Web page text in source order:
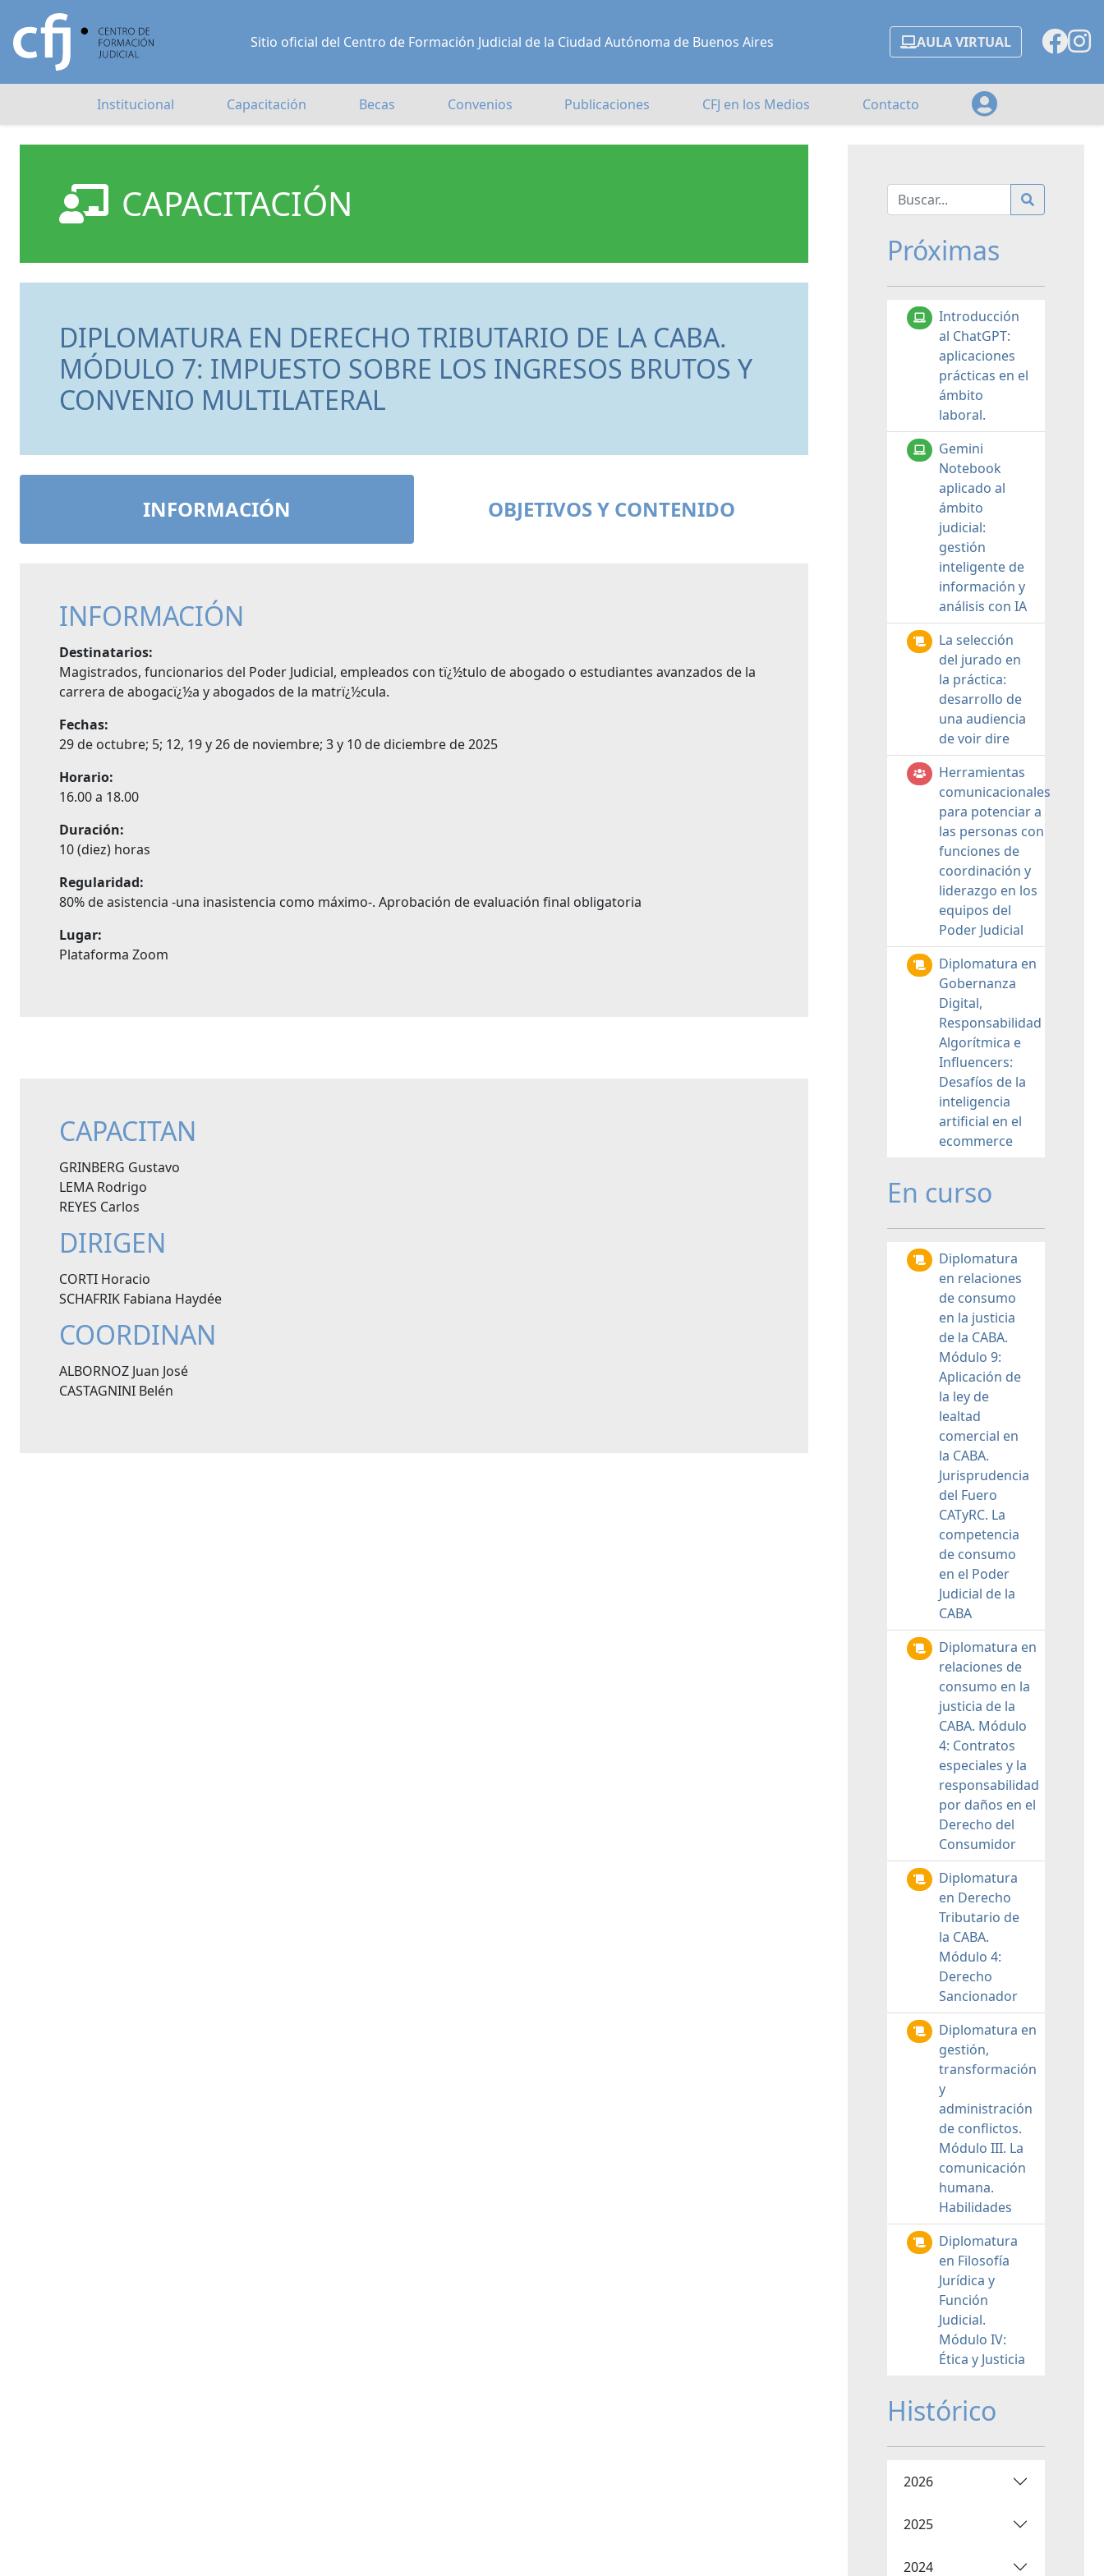
Sitio oficial del Centro de Formación Judicial de la Ciudad Autónoma de Buenos Aires AULA VIRTUAL
Institucional Capacitación Becas Convenios Publicaciones CFJ en los Medios Contacto
CAPACITACIÓN
DIPLOMATURA EN DERECHO TRIBUTARIO DE LA CABA.
MÓDULO 7: IMPUESTO SOBRE LOS INGRESOS BRUTOS Y
CONVENIO MULTILATERAL
INFORMACIÓN OBJETIVOS Y CONTENIDO
INFORMACIÓN
Destinatarios:
Magistrados, funcionarios del Poder Judicial, empleados con tï¿½tulo de abogado o estudiantes avanzados de la
carrera de abogacï¿½a y abogados de la matrï¿½cula.
Fechas:
29 de octubre; 5; 12, 19 y 26 de noviembre; 3 y 10 de diciembre de 2025
Horario:
16.00 a 18.00
Duración:
10 (diez) horas
Regularidad:
80% de asistencia -una inasistencia como máximo-. Aprobación de evaluación final obligatoria
Lugar:
Plataforma Zoom
CAPACITAN
GRINBERG Gustavo
LEMA Rodrigo
REYES Carlos
DIRIGEN
CORTI Horacio
SCHAFRIK Fabiana Haydée
COORDINAN
ALBORNOZ Juan José
CASTAGNINI Belén
Próximas
Introducción
al ChatGPT:
aplicaciones
prácticas en el
ámbito
laboral.
Gemini
Notebook
aplicado al
ámbito
judicial:
gestión
inteligente de
información y
análisis con IA
La selección
del jurado en
la práctica:
desarrollo de
una audiencia
de voir dire
Herramientas
comunicacionales
para potenciar a
las personas con
funciones de
coordinación y
liderazgo en los
equipos del
Poder Judicial
Diplomatura en
Gobernanza
Digital,
Responsabilidad
Algorítmica e
Influencers:
Desafíos de la
inteligencia
artificial en el
ecommerce
En curso
Diplomatura
en relaciones
de consumo
en la justicia
de la CABA.
Módulo 9:
Aplicación de
la ley de
lealtad
comercial en
la CABA.
Jurisprudencia
del Fuero
CATyRC. La
competencia
de consumo
en el Poder
Judicial de la
CABA
Diplomatura en
relaciones de
consumo en la
justicia de la
CABA. Módulo
4: Contratos
especiales y la
responsabilidad
por daños en el
Derecho del
Consumidor
Diplomatura
en Derecho
Tributario de
la CABA.
Módulo 4:
Derecho
Sancionador
Diplomatura en
gestión,
transformación
y
administración
de conflictos.
Módulo III. La
comunicación
humana.
Habilidades
Diplomatura
en Filosofía
Jurídica y
Función
Judicial.
Módulo IV:
Ética y Justicia
Histórico
2026
2025
2024